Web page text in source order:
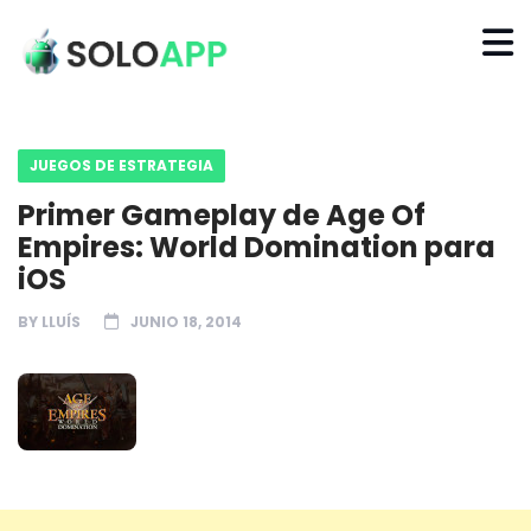
JUEGOS DE ESTRATEGIA
Primer Gameplay de Age Of
Empires: World Domination para
iOS
BY LLUÍS JUNIO 18, 2014